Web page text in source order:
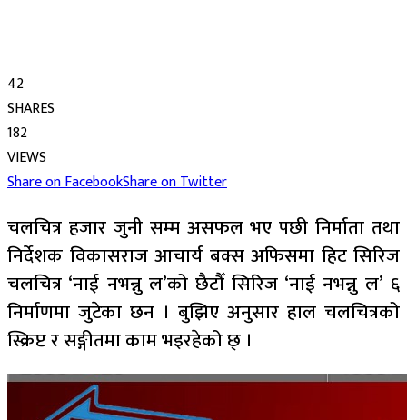
42
SHARES
182
VIEWS
Share on FacebookShare on Twitter
चलचित्र हजार जुनी सम्म असफल भए पछी निर्माता तथा
निर्देशक विकासराज आचार्य बक्स अफिसमा हिट सिरिज
चलचित्र ‘नाई नभन्नु ल’को छैटौँ सिरिज ‘नाई नभन्नु ल’ ६
निर्माणमा जुटेका छन । बुझिए अनुसार हाल चलचित्रको
स्क्रिप्ट र सङ्गीतमा काम भइरहेको छ् ।